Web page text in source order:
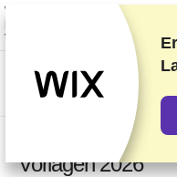
Wir bewerten die Anbieter auf
berücksichtigen aber auch
Vereinbarungen mit den
Fünf absolut
Vorlagen 2026